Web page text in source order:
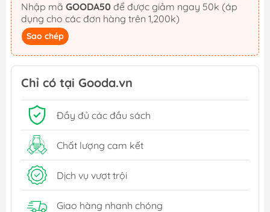
Nhập mã GOODA50
dụng cho các đơn hàng trên 1,200k)
Sao chép
Chỉ có tại Gooda.vn
Đầy đủ các đầu sách
Chất lượng cam kết
Dịch vụ vượt trội
Giao hàng nhanh chóng